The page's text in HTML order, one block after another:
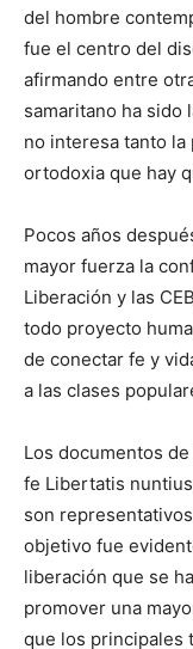
del hombre
fue el centro del
afirmando entre
samaritano ha sido
no interesa tanto la
ortodoxia que hay
Pocos años
mayor fuerza la
Liberación y las
todo proyecto
de conectar fe y
a las clases
Los documentos
fe Libertatis
son
objetivo fue
liberación que se
promover una
que los principales